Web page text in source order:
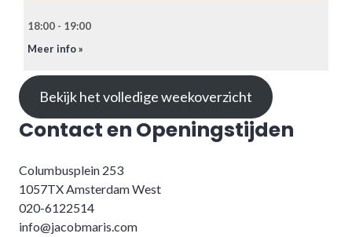
18:00 - 19:00
Meer info »
Bekijk het volledige weekoverzicht
Contact en Openingstijden
Columbusplein 253
1057TX Amsterdam West
020-6122514
info@jacobmaris.com